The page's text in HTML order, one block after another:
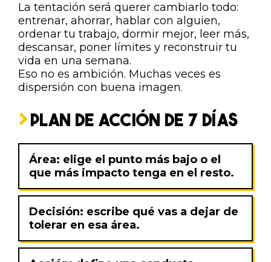
La tentación será querer cambiarlo todo:
entrenar, ahorrar, hablar con alguien,
ordenar tu trabajo, dormir mejor, leer más,
descansar, poner límites y reconstruir tu
vida en una semana.
Eso no es ambición. Muchas veces es
dispersión con buena imagen.
PLAN DE ACCIÓN DE 7 DÍAS
Área: elige el punto más bajo o el
que más impacto tenga en el resto.
Decisión: escribe qué vas a dejar de
tolerar en esa área.